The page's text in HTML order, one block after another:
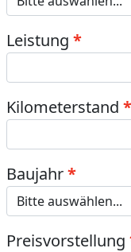
Leistung
Kilometerstand
Baujahr
Preisvorstellung